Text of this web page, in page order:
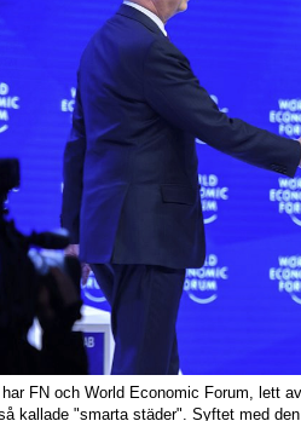
har FN och World Economic Forum, lett
kallade "smarta städer". Syftet med